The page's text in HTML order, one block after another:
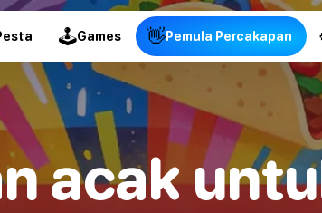
🕹Games 👋Pemula Percakapan
acak